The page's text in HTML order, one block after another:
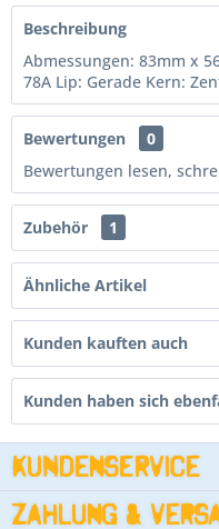
Beschreibung
Abmessungen: 83mm x
78A Lip: Gerade Kern:
Bewertungen
0
Bewertungen lesen,
Zubehör 1
Ähnliche Artikel
Kunden kauften auch
Kunden haben sich
Kundenservice
Zahlung &